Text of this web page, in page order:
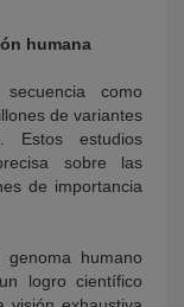
humana
como
de variantes
Estos estudios
sobre las
de importancia
humano
logro científico